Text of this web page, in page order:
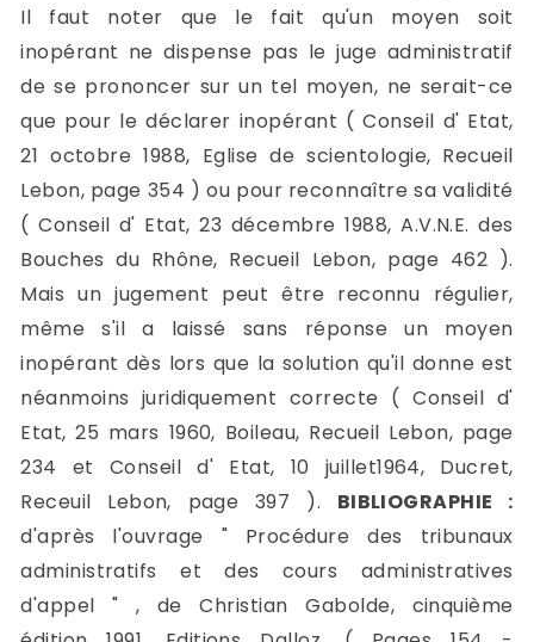
Il faut noter que le fait qu'un moyen soit
inopérant ne dispense pas le juge administratif
de se prononcer sur un tel moyen, ne serait-ce
que pour le déclarer inopérant ( Conseil d' Etat,
21 octobre 1988, Eglise de scientologie, Recueil
Lebon, page 354 ) ou pour reconnaître sa validité
( Conseil d' Etat, 23 décembre 1988, A.V.N.E. des
Bouches du Rhône, Recueil Lebon, page 462 ).
Mais un jugement peut être reconnu régulier,
même s'il a laissé sans réponse un moyen
inopérant dès lors que la solution qu'il donne est
néanmoins juridiquement correcte ( Conseil d'
Etat, 25 mars 1960, Boileau, Recueil Lebon, page
234 et Conseil d' Etat, 10 juillet1964, Ducret,
Receuil Lebon, page 397 ). BIBLIOGRAPHIE :
d'après l'ouvrage " Procédure des tribunaux
administratifs et des cours administratives
d'appel " , de Christian Gabolde, cinquième